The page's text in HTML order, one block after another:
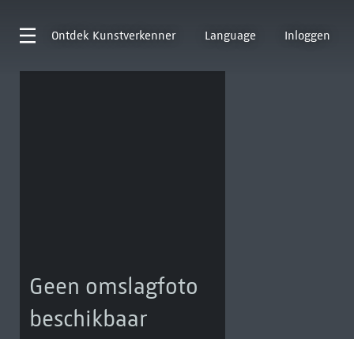
Ontdek Kunstverkenner Language Inloggen
Geen omslagfoto
beschikbaar